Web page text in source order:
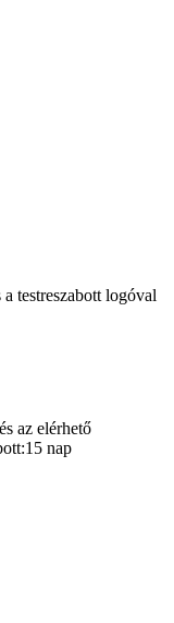
testreszabott logóval
az elérhető
nap